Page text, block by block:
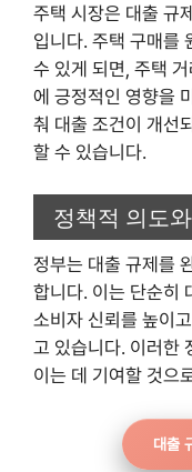
주택 시장은 대출 규
입니다. 주택 구매를
수 있게 되면, 주택
에 긍정적인 영향을
춰 대출 조건이 개선
할 수 있습니다.
정책적 의도
정부는 대출 규제를
합니다. 이는 단순히
소비자 신뢰를 높이
고 있습니다. 이러한
이는 데 기여할 것으
대출